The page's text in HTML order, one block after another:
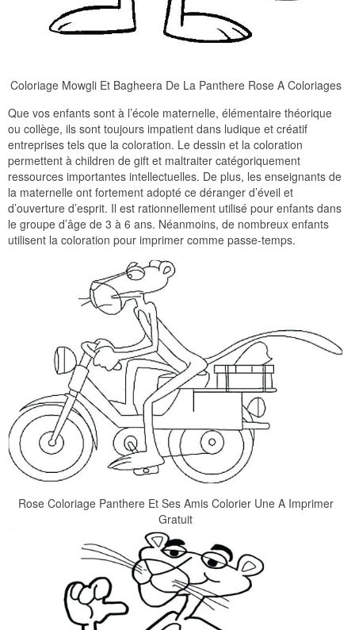
Coloriage Mowgli Et Bagheera De La Panthere Rose A Coloriages
Que vos enfants sont à l’école maternelle, élémentaire théorique
ou collège, ils sont toujours impatient dans ludique et créatif
entreprises tels que la coloration. Le dessin et la coloration
permettent à children de gift et maltraiter catégoriquement
ressources importantes intellectuelles. De plus, les enseignants de
la maternelle ont fortement adopté ce déranger d’éveil et
d’ouverture d’esprit. Il est rationnellement utilisé pour enfants dans
le groupe d’âge de 3 à 6 ans. Néanmoins, de nombreux enfants
utilisent la coloration pour imprimer comme passe-temps.
Rose Coloriage Panthere Et Ses Amis Colorier Une A Imprimer
Gratuit